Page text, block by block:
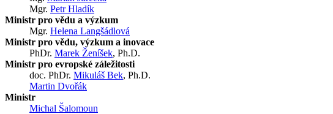
Mgr. Petr Hladík
Ministr pro vědu a výzkum
Mgr. Helena Langšádlová
Ministr pro vědu, výzkum a inovace
PhDr. Marek Ženíšek, Ph.D.
Ministr pro evropské záležitosti
doc. PhDr. Mikuláš Bek, Ph.D.
Martin Dvořák
Ministr
Michal Šalomoun